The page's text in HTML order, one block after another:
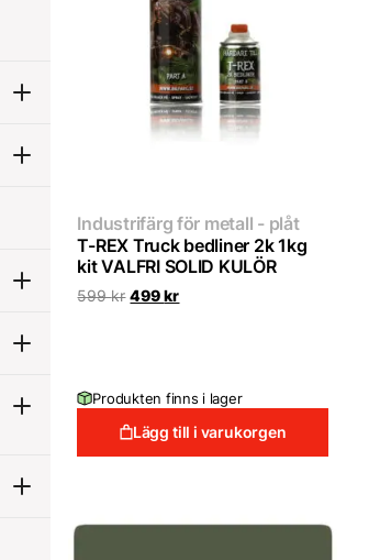
Industrifärg för metall - plåt
T-REX Truck bedliner 2k 1kg
kit VALFRI SOLID KULÖR
599kr Det
499krDet
Produkten finns i lager
Lägg till i varukorgen